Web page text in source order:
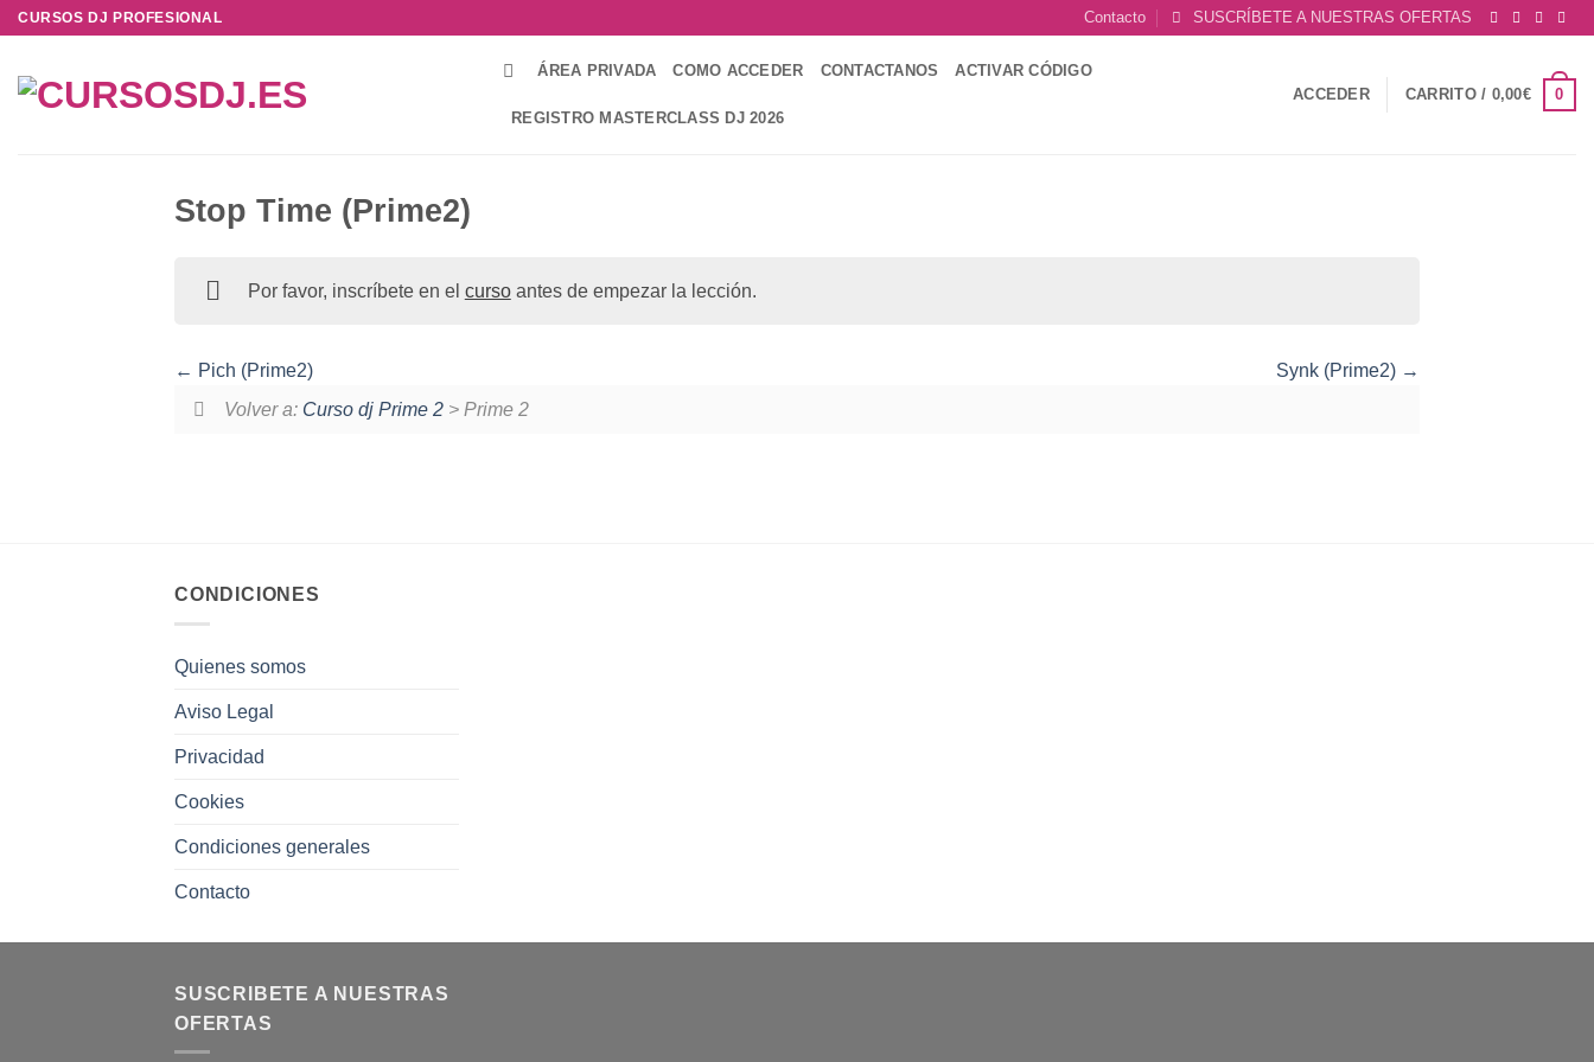
Saltar
contenido
CURSOS DJ PROFESIONAL Contacto SUSCRÍBETE A NUESTRAS OFERTAS
ÁREA PRIVADA COMO ACCEDER CONTACTANOS ACTIVAR CÓDIGO
REGISTRO MASTERCLASS DJ 2026
ACCEDER CARRITO / 0,00€ 0
Stop Time (Prime2)
Por favor, inscríbete en el cursoantes de empezar la lección.
Pich (Prime2)
Synk (Prime2)
Volver a: Curso dj Prime 2> Prime 2
CONDICIONES
Quienes somos
Aviso Legal
Privacidad
Cookies
Condiciones generales
Contacto
SUSCRIBETE A NUESTRAS
OFERTAS